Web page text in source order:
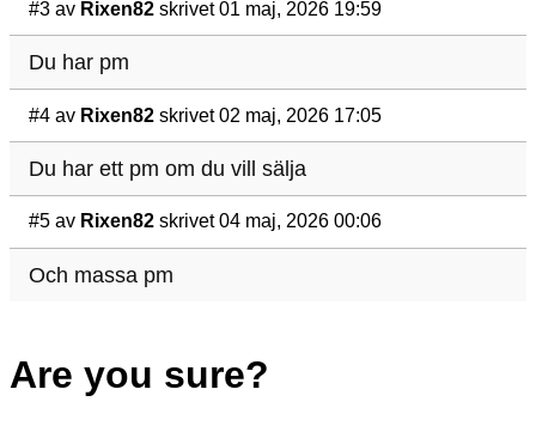
#3 av Rixen82 skrivet 01 maj, 2026 19:59
Du har pm
#4 av Rixen82 skrivet 02 maj, 2026 17:05
Du har ett pm om du vill sälja
#5 av Rixen82 skrivet 04 maj, 2026 00:06
Och massa pm
Are you sure?